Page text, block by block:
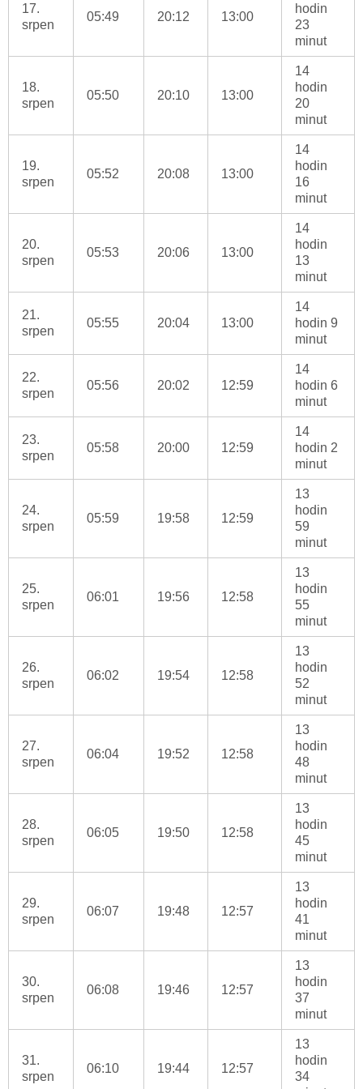
17.
srpen
05:49 20:12 13:00
hodin
23
minut
18.
srpen
05:50 20:10 13:00
14
hodin
20
minut
19.
srpen
05:52 20:08 13:00
14
hodin
16
minut
20.
srpen
05:53 20:06 13:00
14
hodin
13
minut
21.
srpen
05:55 20:04 13:00
14
hodin 9
minut
22.
srpen
05:56 20:02 12:59
14
hodin 6
minut
23.
srpen
05:58 20:00 12:59
14
hodin 2
minut
24.
srpen
05:59 19:58 12:59
13
hodin
59
minut
25.
srpen
06:01 19:56 12:58
13
hodin
55
minut
26.
srpen
06:02 19:54 12:58
13
hodin
52
minut
27.
srpen
06:04 19:52 12:58
13
hodin
48
minut
28.
srpen
06:05 19:50 12:58
13
hodin
45
minut
29.
srpen
06:07 19:48 12:57
13
hodin
41
minut
30.
srpen
06:08 19:46 12:57
13
hodin
37
minut
31.
srpen
06:10 19:44 12:57
13
hodin
34